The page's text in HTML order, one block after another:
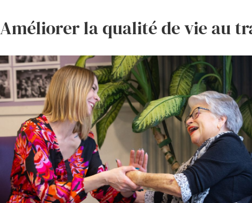
Améliorer la qualité de vie au